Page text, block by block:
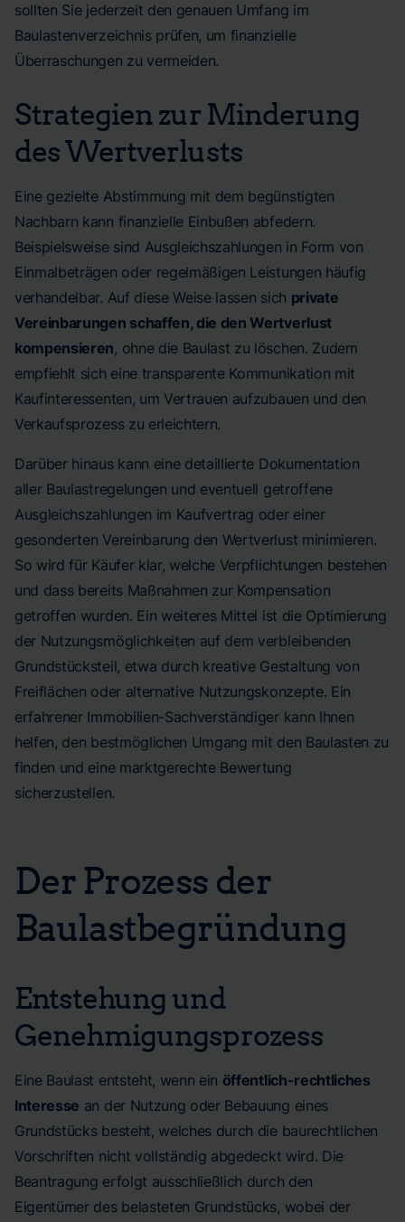
sollten Sie jederzeit den genauen Umfang im
Baulastenverzeichnis prüfen, um finanzielle
Überraschungen zu vermeiden.
Strategien zur Minderung
des Wertverlusts
Eine gezielte Abstimmung mit dem begünstigten
Nachbarn kann finanzielle Einbußen abfedern.
Beispielsweise sind Ausgleichszahlungen in Form von
Einmalbeträgen oder regelmäßigen Leistungen häufig
verhandelbar. Auf diese Weise lassen sich private
Vereinbarungen schaffen, die den Wertverlust
kompensieren, ohne die Baulast zu löschen. Zudem
empfiehlt sich eine transparente Kommunikation mit
Kaufinteressenten, um Vertrauen aufzubauen und den
Verkaufsprozess zu erleichtern.
Darüber hinaus kann eine detaillierte Dokumentation
aller Baulastregelungen und eventuell getroffene
Ausgleichszahlungen im Kaufvertrag oder einer
gesonderten Vereinbarung den Wertverlust minimieren.
So wird für Käufer klar, welche Verpflichtungen bestehen
und dass bereits Maßnahmen zur Kompensation
getroffen wurden. Ein weiteres Mittel ist die Optimierung
der Nutzungsmöglichkeiten auf dem verbleibenden
Grundstücksteil, etwa durch kreative Gestaltung von
Freiflächen oder alternative Nutzungskonzepte. Ein
erfahrener Immobilien-Sachverständiger kann Ihnen
helfen, den bestmöglichen Umgang mit den Baulasten zu
finden und eine marktgerechte Bewertung
sicherzustellen.
Der Prozess der
Baulastbegründung
Entstehung und
Genehmigungsprozess
Eine Baulast entsteht, wenn ein öffentlich-rechtliches
Interesse an der Nutzung oder Bebauung eines
Grundstücks besteht, welches durch die baurechtlichen
Vorschriften nicht vollständig abgedeckt wird. Die
Beantragung erfolgt ausschließlich durch den
Eigentümer des belasteten Grundstücks, wobei der